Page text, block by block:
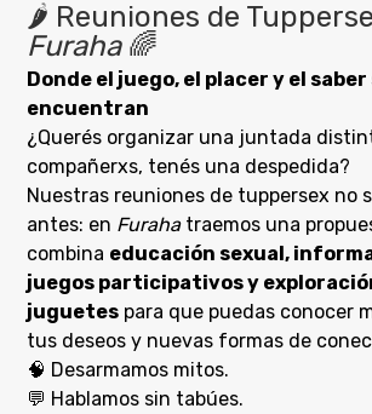
🌶️ Reuniones de
Furaha🌈
Donde el juego, el placer y el saber
encuentran
¿Querés organizar una juntada
compañerxs, tenés una despedida?
Nuestras reuniones de tuppersex no
antes: en Furahatraemos una
combina educación sexual,
juegos participativos y
juguetes para que puedas conocer
tus deseos y nuevas formas de
🧠 Desarmamos mitos.
💬 Hablamos sin tabúes.